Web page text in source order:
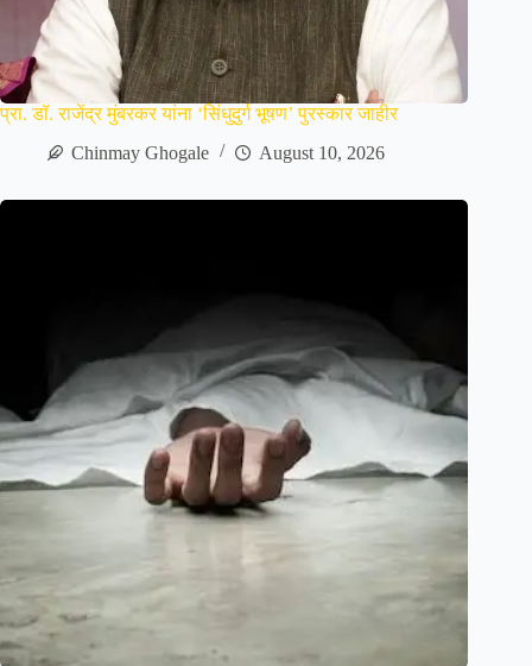
प्रा. डॉ. राजेंद्र मुंबरकर यांना ‘सिंधुदुर्ग भूषण’ पुरस्कार जाहीर
Chinmay Ghogale
August 10, 2026